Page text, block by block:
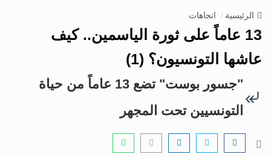
g
o
الرئيسية اتجاهات
13 عاماً على ثورة الياسمين.. كيف
عاشها التونسيون؟ (1)
"جسور بوست" تضع 13 عاماً من حياة
التونسيين تحت المجهر